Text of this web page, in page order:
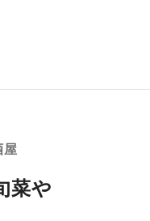
屋
菜や